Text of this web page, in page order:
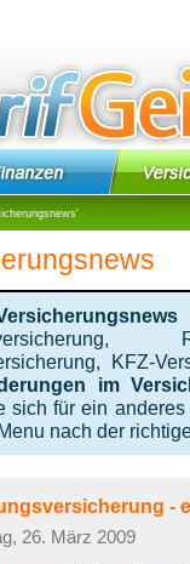
'
KFZ-
im
sich für ein
nach der
-
26. März 2009